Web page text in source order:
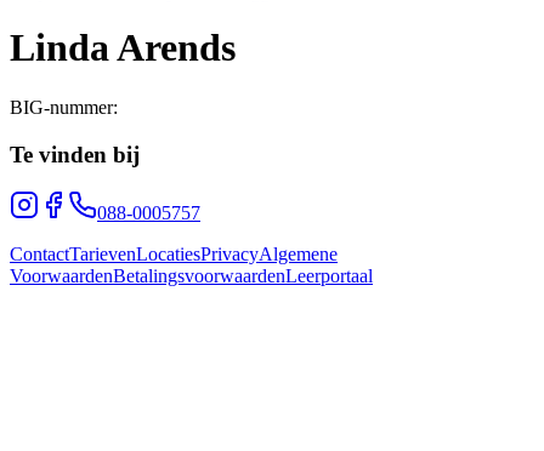
Linda Arends
BIG-nummer:
Te vinden bij
088-0005757
ContactTarievenLocatiesPrivacyAlgemene
VoorwaardenBetalingsvoorwaardenLeerportaal